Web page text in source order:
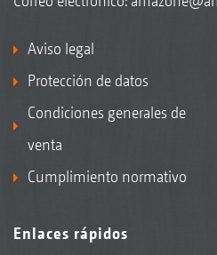
Aviso legal
Protección de datos
Condiciones generales de
venta
Cumplimiento normativo
Enlaces rápidos